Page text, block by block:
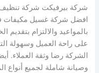
شركة بيرفيكت شركة
افضل شركة غسيل مكيفات
بالمواعيد والالتزام
على راحة العميل وسهولة
الشركة رضا وثقة العملاء.
وصيانة شاملة لجميع أنواع